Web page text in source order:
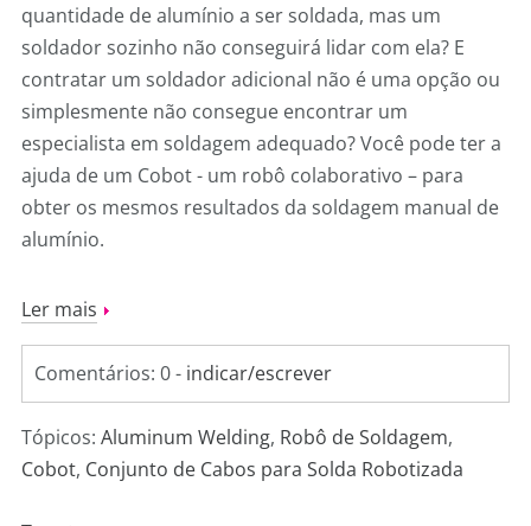
quantidade de alumínio a ser soldada, mas um
soldador sozinho não conseguirá lidar com ela? E
contratar um soldador adicional não é uma opção ou
simplesmente não consegue encontrar um
especialista em soldagem adequado? Você pode ter a
ajuda de um Cobot - um robô colaborativo – para
obter os mesmos resultados da soldagem manual de
alumínio.
Ler mais
Comentários: 0 - indicar/escrever
Tópicos: Aluminum Welding, Robô de Soldagem,
Cobot, Conjunto de Cabos para Solda Robotizada